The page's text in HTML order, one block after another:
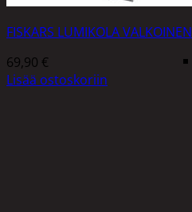
FISKARS LUMIKOLA VALKOINEN
69,90 €
Lisää ostoskoriin